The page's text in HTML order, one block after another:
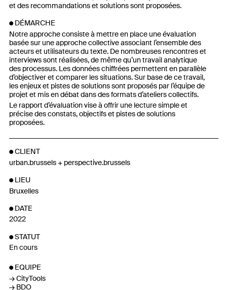
et des recommandations et solutions sont proposées.
DÉMARCHE
Notre approche consiste à mettre en place une évaluation
basée sur une approche collective associant l’ensemble des
acteurs et utilisateurs du texte. De nombreuses rencontres et
interviews sont réalisées, de même qu’un travail analytique
des processus. Les données chiffrées permettent en parallèle
d’objectiver et comparer les situations. Sur base de ce travail,
les enjeux et pistes de solutions sont proposés par l’équipe de
projet et mis en débat dans des formats d’ateliers collectifs.
Le rapport d’évaluation vise à offrir une lecture simple et
précise des constats, objectifs et pistes de solutions
proposées.
CLIENT
urban.brussels + perspective.brussels
LIEU
Bruxelles
DATE
2022
STATUT
En cours
EQUIPE
CityTools
BDO